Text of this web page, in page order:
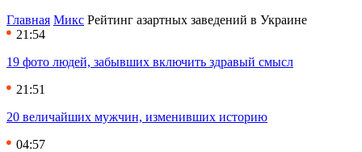
Главная Микс Рейтинг азартных заведений в Украине
21:54
19 фото людей, забывших включить здравый смысл
21:51
20 величайших мужчин, изменивших историю
04:57